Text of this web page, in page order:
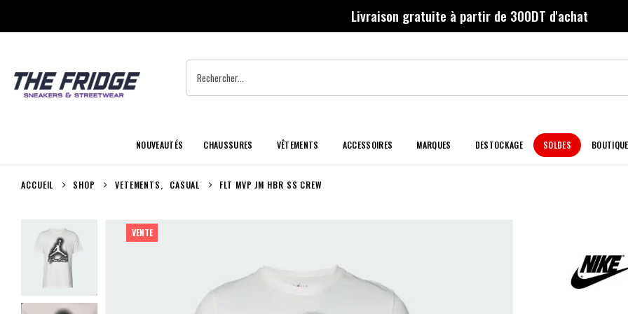
Livraison gratuite à partir de 300DT d'achat
NOUVEAUTÉS CHAUSSURES VÊTEMENTS ACCESSOIRES MARQUES DESTOCKAGE SOLDES
ACCUEIL SHOP VETEMENTS, CASUAL FLT MVP JM HBR SS CREW
VENTE